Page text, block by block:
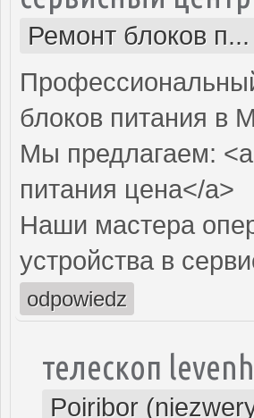
Ремонт блоков
блоков питания в
Мы предлагаем:
питания цена</a>
Наши мастера
устройства в
odpowiedz
телескоп
Poiribor